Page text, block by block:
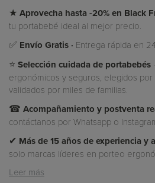
★ Aprovecha hasta -20% en Black
tu portabebé ideal al mejor precio.
✅ Envío Gratis · Entrega rápida en
⭐ Selección cuidada de portabebés
ergonómicos y seguros, elegidos
validados por miles de familias.
☎ Acompañamiento y postventa
contáctanos por Whatsapp o
✔ Más de 15 años de experiencia y
solo marcas líderes en porteo
Leer más